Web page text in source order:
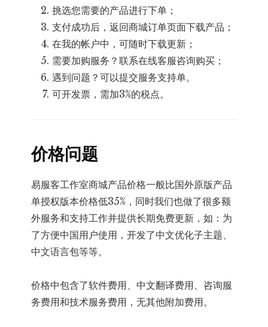
挑选您需要的产品进行下单；
支付成功后，返回商城订单页面下载产品；
在我的帐户中，可随时下载更新；
需要加购服务？联系在线客服咨询购买；
遇到问题？可以提交服务支持单。
可开发票，需加3%的税点。
价格问题
易服客工作室商城产品价格一般比国外原版产品
单授权版本价格低35%，同时我们也做了很多额
外服务和支持工作并提供长期免费更新，如：为
了方便中国用户使用，开发了中文优化子主题、
中文语言包等等。
价格中包含了软件费用、中文翻译费用、咨询服
务费用和技术服务费用，无其他附加费用。